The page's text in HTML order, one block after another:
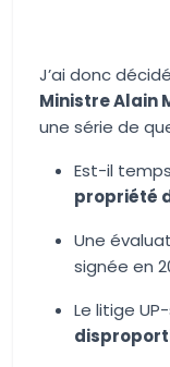
J’ai donc
Ministre Alain
une série de
Est-il
propriété
Une
signée en
Le litige